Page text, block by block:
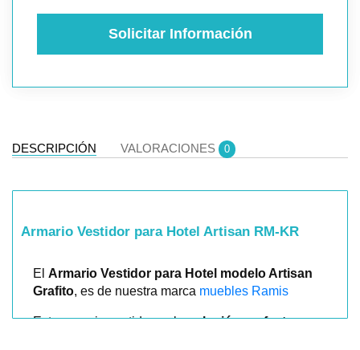
Solicitar Información
DESCRIPCIÓN VALORACIONES 0
Armario Vestidor para Hotel Artisan RM-KR
El Armario Vestidor para Hotel modelo Artisan
Grafito, es de nuestra marca muebles Ramis
Este armario vestidor es lasolución perfecta para